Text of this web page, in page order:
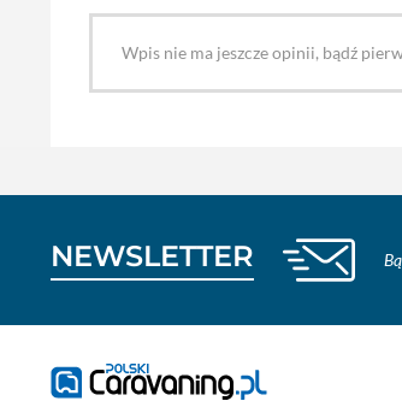
Wpis nie ma jeszcze opinii, bądź
NEWSLETTER